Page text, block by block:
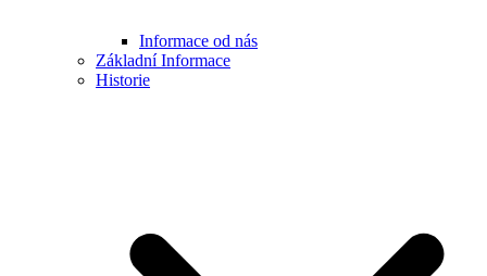
Informace od nás
Základní Informace
Historie